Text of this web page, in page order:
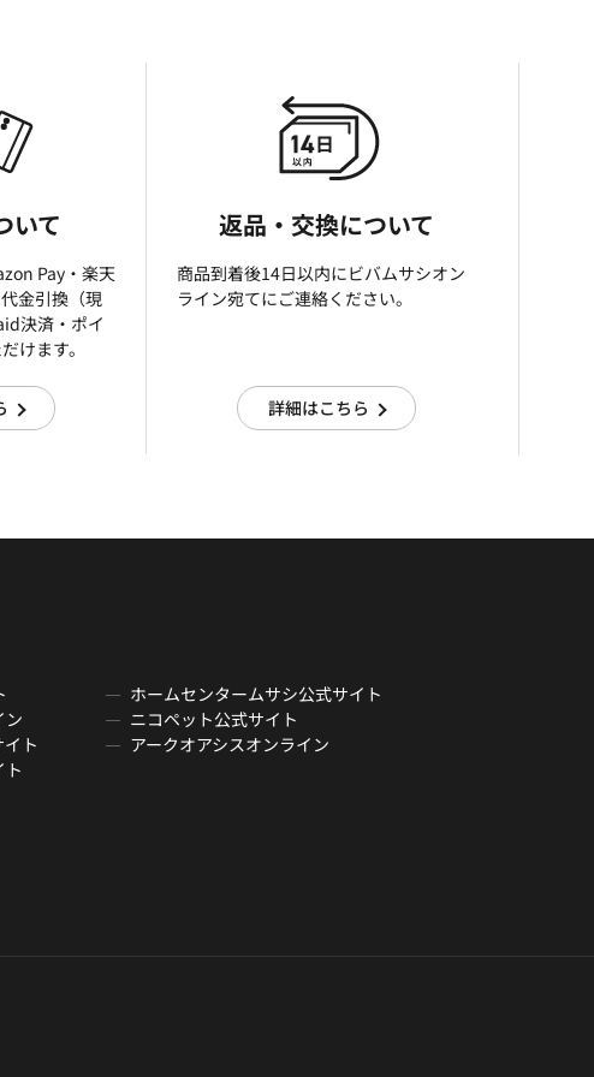
いて
Pay・楽天
金引換（現
決済・ポイ
けます。
返品・交換について
商品到着後14日以内にビバムサシオン
ライン宛てにご連絡ください。
詳細はこちら
ホームセンタームサシ公式サイト
ン
ニコペット公式サイト
ト
アークオアシスオンライン
ト